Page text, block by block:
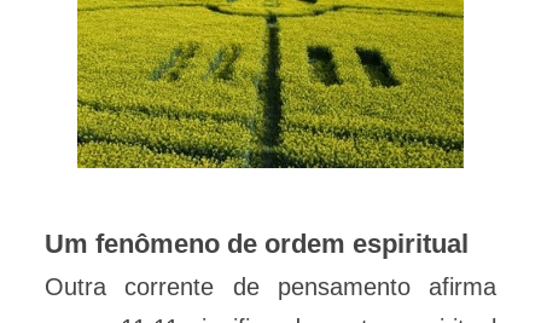
Um fenômeno de ordem espiritual
Outra corrente de pensamento afirma